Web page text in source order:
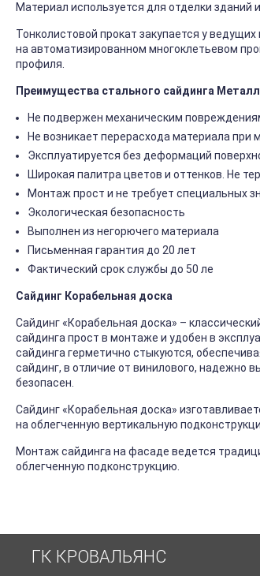
Материал используется для отделки
Тонколистовой прокат закупается у
на автоматизированном многоклетьевом
профиля.
Преимущества стального сайдинга
Не подвержен механическим
Не возникает перерасхода материала при
Эксплуатируется без деформаций
Широкая палитра цветов и оттенков. Не
Монтаж прост и не требует специальных
Экологическая безопасность
Выполнен из негорючего материала
Письменная гарантия до 20 лет
Фактический срок службы до 50 ле
Сайдинг Корабельная доска
Сайдинг «Корабельная доска» –
сайдинга прост в монтаже и удобен в
сайдинга герметично стыкуются,
сайдинг, в отличие от винилового, надежно
безопасен.
Сайдинг «Корабельная доска»
на облегченную вертикальную
Монтаж сайдинга на фасаде ведется
облегченную подконструкцию.
ГК КРОВАЛЬЯНС